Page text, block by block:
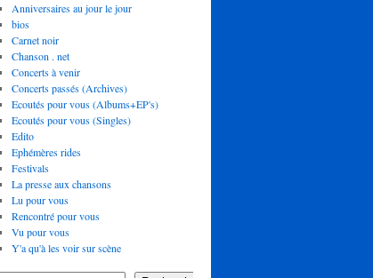
Anniversaires au jour le jour
bios
Carnet noir
Chanson . net
Concerts à venir
Concerts passés (Archives)
Ecoutés pour vous (Albums+EP's)
Ecoutés pour vous (Singles)
Edito
Ephémères rides
Festivals
La presse aux chansons
Lu pour vous
Rencontré pour vous
Vu pour vous
Y'a qu'à les voir sur scène